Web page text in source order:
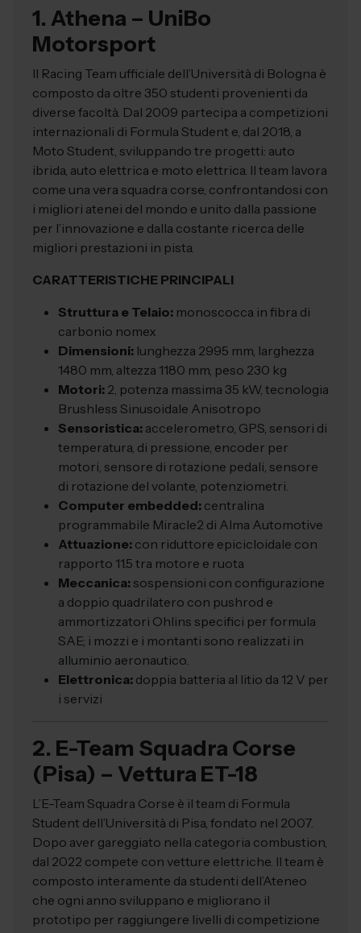
1. Athena – UniBo
Motorsport
Il Racing Team ufficiale dell’Università di Bologna è
composto da oltre 350 studenti provenienti da
diverse facoltà. Dal 2009 partecipa a competizioni
internazionali di Formula Student e, dal 2018, a
Moto Student, sviluppando tre progetti: auto
ibrida, auto elettrica e moto elettrica. Il team lavora
come una vera squadra corse, confrontandosi con
i migliori atenei del mondo e unito dalla passione
per l’innovazione e dalla costante ricerca delle
migliori prestazioni in pista.
CARATTERISTICHE PRINCIPALI
Struttura e Telaio: monoscocca in fibra di
carbonio nomex
Dimensioni: lunghezza 2995 mm, larghezza
1480 mm, altezza 1180 mm, peso 230 kg
Motori: 2, potenza massima 35 kW, tecnologia
Brushless Sinusoidale Anisotropo
Sensoristica: accelerometro, GPS, sensori di
temperatura, di pressione, encoder per
motori, sensore di rotazione pedali, sensore
di rotazione del volante, potenziometri.
Computer embedded: centralina
programmabile Miracle2 di Alma Automotive
Attuazione: con riduttore epicicloidale con
rapporto 11.5 tra motore e ruota
Meccanica: sospensioni con configurazione
a doppio quadrilatero con pushrod e
ammortizzatori Ohlins specifici per formula
SAE; i mozzi e i montanti sono realizzati in
alluminio aeronautico.
Elettronica: doppia batteria al litio da 12 V per
i servizi
2. E-Team Squadra Corse
(Pisa) – Vettura ET-18
L’E-Team Squadra Corse è il team di Formula
Student dell’Università di Pisa, fondato nel 2007.
Dopo aver gareggiato nella categoria combustion,
dal 2022 compete con vetture elettriche. Il team è
composto interamente da studenti dell’Ateneo
che ogni anno sviluppano e migliorano il
prototipo per raggiungere livelli di competizione